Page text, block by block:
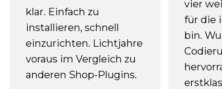
klar. Einfach zu
installieren, schnell
einzurichten. Lichtjahre
voraus im Vergleich zu
anderen Shop-Plugins.
vier
für die
bin.